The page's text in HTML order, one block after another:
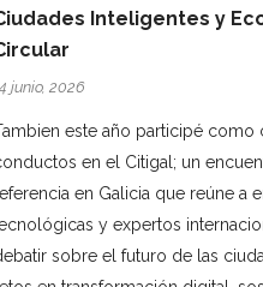
Inteligentes y
junio, 2026
este año participé
en el Citigal; un
en Galicia que reúne a
y expertos
sobre el futuro de las